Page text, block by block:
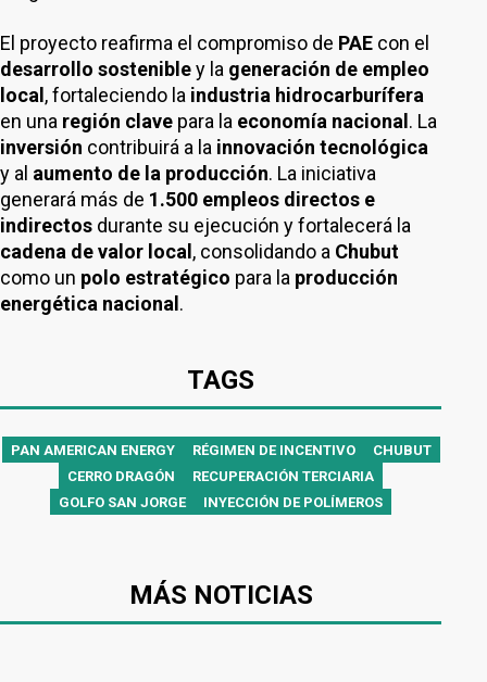
El proyecto reafirma el compromiso de PAE con el
desarrollo sostenibley la generación de empleo
local , fortaleciendo la industria hidrocarburífera
en una región clave para la economía nacional . La
inversión contribuirá a la innovación tecnológica
y al aumento de la producción. La iniciativa
generará más de 1.500 empleos directos e
indirectos durante su ejecución y fortalecerá la
cadena de valor local , consolidando a Chubut
como un polo estratégico para la producción
energética nacional .
TAGS
PAN AMERICAN ENERGY RÉGIMEN DE INCENTIVO
CHUBUT
CERRO DRAGÓN
RECUPERACIÓN TERCIARIA
GOLFO SAN JORGE
INYECCIÓN DE POLÍMEROS
MÁS NOTICIAS